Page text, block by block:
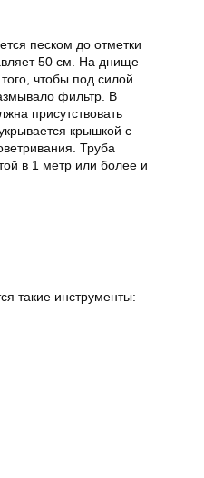
песком до отметки
50 см. На днище
чтобы под силой
фильтр. В
присутствовать
крышкой с
Труба
в 1 метр или более и
такие инструменты: